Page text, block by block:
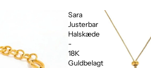
Sara
Justerbar
Halskæde
-
18K
Guldbelagt